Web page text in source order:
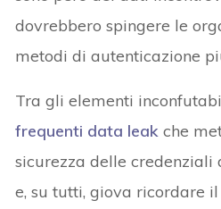
dovrebbero spingere le
metodi di autenticazione
Tra gli elementi
frequenti data leak che
sicurezza delle credenziali
e, su tutti, giova ricordare il